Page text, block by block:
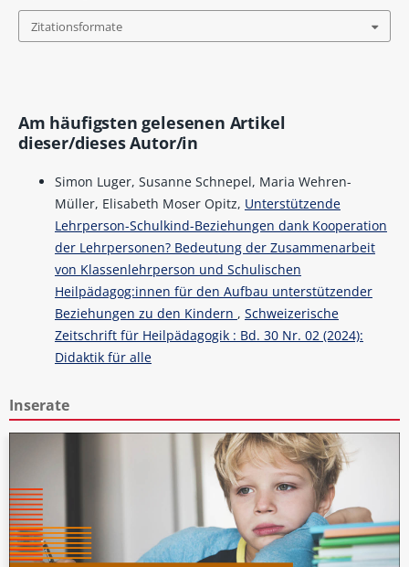
Zitationsformate
Am häufigsten gelesenen Artikel
dieser/dieses Autor/in
Simon Luger, Susanne Schnepel, Maria Wehren-
Müller, Elisabeth Moser Opitz, Unterstützende
Lehrperson-Schulkind-Beziehungen dank Kooperation
der Lehrpersonen? Bedeutung der Zusammenarbeit
von Klassenlehrperson und Schulischen
Heilpädagog:innen für den Aufbau unterstützender
Beziehungen zu den Kindern , Schweizerische
Zeitschrift für Heilpädagogik : Bd. 30 Nr. 02 (2024):
Didaktik für alle
Inserate